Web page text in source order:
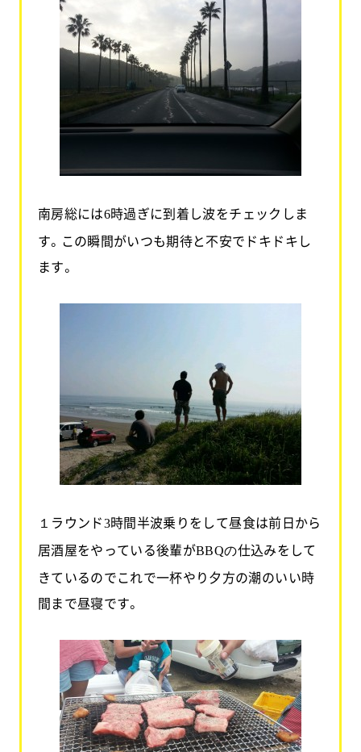
南房総には6時過ぎに到着し波をチェックしま
す。この瞬間がいつも期待と不安でドキドキし
ます。
１ラウンド3時間半波乗りをして昼食は前日から
居酒屋をやっている後輩がBBQの仕込みをして
きているのでこれで一杯やり夕方の潮のいい時
間まで昼寝です。